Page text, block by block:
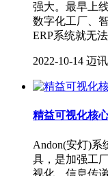
强大。最早上
数字化工厂、
ERP系统就无
2022-10-14 迈
精益可视化核
Andon(安灯)系
具，是加强工
视化，信息传